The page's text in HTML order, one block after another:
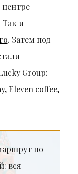
и
. Затем под
Group:
Eleven coffee,
по
вся